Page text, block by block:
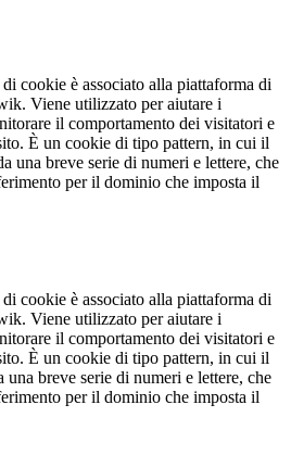
cookie è associato alla piattaforma di
Viene utilizzato per aiutare i
il comportamento dei visitatori e
È un cookie di tipo pattern, in cui il
una breve serie di numeri e lettere, che
per il dominio che imposta il
cookie è associato alla piattaforma di
Viene utilizzato per aiutare i
il comportamento dei visitatori e
È un cookie di tipo pattern, in cui il
breve serie di numeri e lettere, che
per il dominio che imposta il